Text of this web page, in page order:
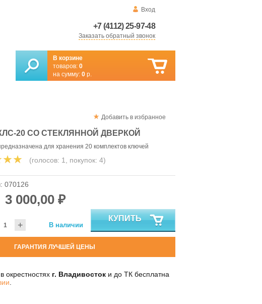
Вход
+7 (4112) 25-97-48
Заказать обратный звонок
В корзине
товаров: 0
на сумму: 0 р.
Добавить в избранное
20 СО СТЕКЛЯННОЙ ДВЕРКОЙ
для хранения 20 комплектов ключей
(голосов: 1, покупок: 4)
070126
3 000,00 ₽
+ В наличии
КУПИТЬ
ГАРАНТИЯ ЛУЧШЕЙ ЦЕНЫ
окрестностях г. Владивосток и до ТК бесплатна